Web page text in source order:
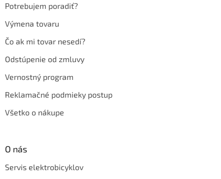
Potrebujem poradiť?
Výmena tovaru
Čo ak mi tovar nesedí?
Odstúpenie od zmluvy
Vernostný program
Reklamačné podmieky postup
Všetko o nákupe
O nás
Servis elektrobicyklov